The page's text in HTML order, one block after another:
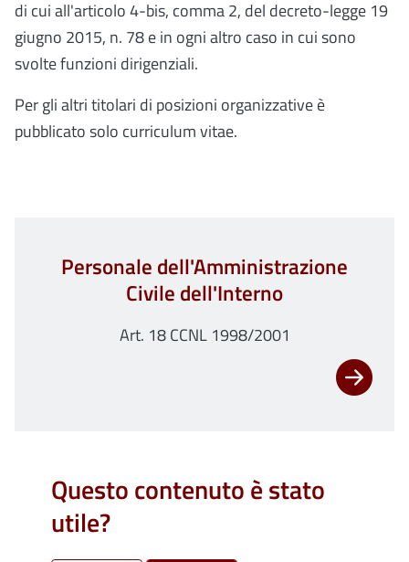
di cui all'articolo 4-bis, comma 2, del decreto-legge 19
giugno 2015, n. 78 e in ogni altro caso in cui sono
svolte funzioni dirigenziali.
Per gli altri titolari di posizioni organizzative è
pubblicato solo curriculum vitae.
Personale dell'Amministrazione
Civile dell'Interno
Art. 18 CCNL 1998/2001
Questo contenuto è stato
utile?